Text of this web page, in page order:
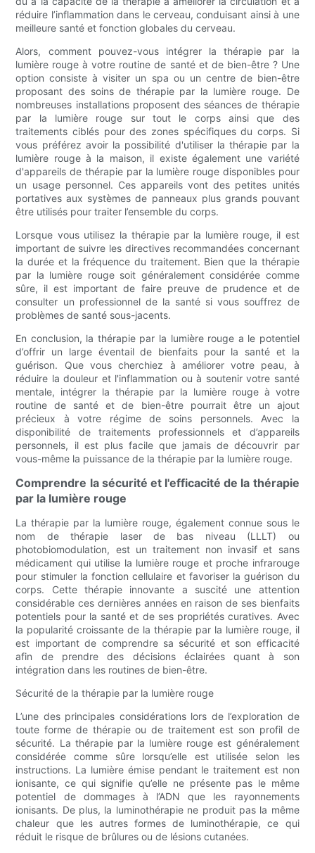
réduire l’inflammation dans le cerveau, conduisant ainsi à une
meilleure santé et fonction globales du cerveau.
Alors, comment pouvez-vous intégrer la thérapie par la
lumière rouge à votre routine de santé et de bien-être ? Une
option consiste à visiter un spa ou un centre de bien-être
proposant des soins de thérapie par la lumière rouge. De
nombreuses installations proposent des séances de thérapie
par la lumière rouge sur tout le corps ainsi que des
traitements ciblés pour des zones spécifiques du corps. Si
vous préférez avoir la possibilité d'utiliser la thérapie par la
lumière rouge à la maison, il existe également une variété
d'appareils de thérapie par la lumière rouge disponibles pour
un usage personnel. Ces appareils vont des petites unités
portatives aux systèmes de panneaux plus grands pouvant
être utilisés pour traiter l’ensemble du corps.
Lorsque vous utilisez la thérapie par la lumière rouge, il est
important de suivre les directives recommandées concernant
la durée et la fréquence du traitement. Bien que la thérapie
par la lumière rouge soit généralement considérée comme
sûre, il est important de faire preuve de prudence et de
consulter un professionnel de la santé si vous souffrez de
problèmes de santé sous-jacents.
En conclusion, la thérapie par la lumière rouge a le potentiel
d’offrir un large éventail de bienfaits pour la santé et la
guérison. Que vous cherchiez à améliorer votre peau, à
réduire la douleur et l'inflammation ou à soutenir votre santé
mentale, intégrer la thérapie par la lumière rouge à votre
routine de santé et de bien-être pourrait être un ajout
précieux à votre régime de soins personnels. Avec la
disponibilité de traitements professionnels et d’appareils
personnels, il est plus facile que jamais de découvrir par
vous-même la puissance de la thérapie par la lumière rouge.
Comprendre la sécurité et l'efficacité de la thérapie
par la lumière rouge
La thérapie par la lumière rouge, également connue sous le
nom de thérapie laser de bas niveau (LLLT) ou
photobiomodulation, est un traitement non invasif et sans
médicament qui utilise la lumière rouge et proche infrarouge
pour stimuler la fonction cellulaire et favoriser la guérison du
corps. Cette thérapie innovante a suscité une attention
considérable ces dernières années en raison de ses bienfaits
potentiels pour la santé et de ses propriétés curatives. Avec
la popularité croissante de la thérapie par la lumière rouge, il
est important de comprendre sa sécurité et son efficacité
afin de prendre des décisions éclairées quant à son
intégration dans les routines de bien-être.
Sécurité de la thérapie par la lumière rouge
L’une des principales considérations lors de l’exploration de
toute forme de thérapie ou de traitement est son profil de
sécurité. La thérapie par la lumière rouge est généralement
considérée comme sûre lorsqu’elle est utilisée selon les
instructions. La lumière émise pendant le traitement est non
ionisante, ce qui signifie qu’elle ne présente pas le même
potentiel de dommages à l’ADN que les rayonnements
ionisants. De plus, la luminothérapie ne produit pas la même
chaleur que les autres formes de luminothérapie, ce qui
réduit le risque de brûlures ou de lésions cutanées.